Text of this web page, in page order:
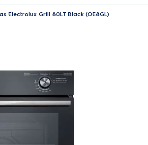
Electrolux Grill 80LT Black (OE8GL)